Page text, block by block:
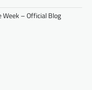
– Official Blog